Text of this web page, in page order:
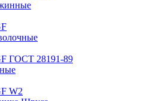
ГОСТ 28191-89
W2